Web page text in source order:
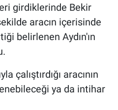
girdiklerinde Bekir
aracın içerisinde
belirlenen Aydın'ın
çalıştırdığı aracının
ya da intihar